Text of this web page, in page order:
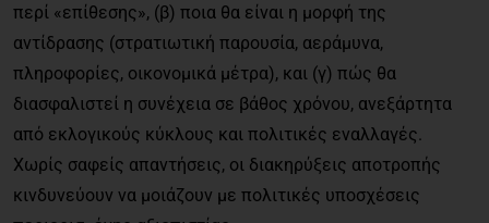
περί «επίθεσης», (β) ποια θα είναι η μορφή της
αντίδρασης (στρατιωτική παρουσία, αεράμυνα,
πληροφορίες, οικονομικά μέτρα), και (γ) πώς θα
διασφαλιστεί η συνέχεια σε βάθος χρόνου, ανεξάρτητα
από εκλογικούς κύκλους και πολιτικές εναλλαγές.
Χωρίς σαφείς απαντήσεις, οι διακηρύξεις αποτροπής
κινδυνεύουν να μοιάζουν με πολιτικές υποσχέσεις